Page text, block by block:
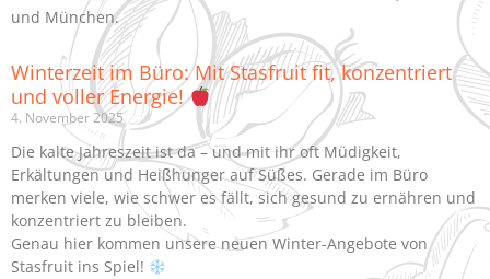
und München.
Winterzeit im Büro: Mit Stasfruit fit, konzentriert
und voller Energie!
4. November 2025
Die kalte Jahreszeit ist da – und mit ihr oft Müdigkeit,
Erkältungen und Heißhunger auf Süßes. Gerade im Büro
merken viele, wie schwer es fällt, sich gesund zu ernähren und
konzentriert zu bleiben.
Genau hier kommen unsere neuen Winter-Angebote von
Stasfruit ins Spiel!